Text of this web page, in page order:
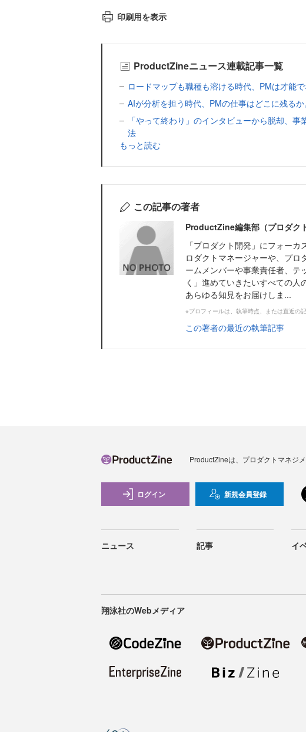
印刷用を表示
ProductZineニュース連載記事一覧
ロードマップも職種も溶ける時代、PMは才能
AIが分析を担う時代、PMの仕事はどこに残る
「やって終わり」のインタビューから脱却、
法
もっと読む
この記事の著者
ProductZine編集部（プロダク
「プロダクト開発」にフォー
ロダクトマネージャーや、プロ
ームメンバーや事業責任者、テ
く」進めていきたいすべての人
あらゆる知見をお届けしま...
※プロフィールは、執筆時点、または直近の
この著者の最近の執筆記事
ProductZineは、プロダクトマネジ
ログイン 新規会員登録
ニュース 記事 イ
翔泳社のWebメディア